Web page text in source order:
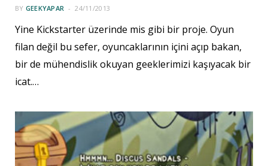
BY GEEKYAPAR 24/11/2013
Yine Kickstarter üzerinde mis gibi bir proje. Oyun
filan değil bu sefer, oyuncaklarının içini açıp bakan,
bir de mühendislik okuyan geeklerimizi kaşıyacak bir
icat.…